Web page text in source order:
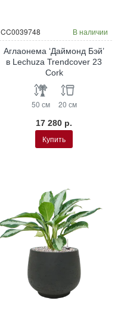
CC0039748 В наличии
Аглаонема ‘Даймонд Бэй’
в Lechuza Trendcover 23
Cork
50 см 20 см
17 280 р.
Купить